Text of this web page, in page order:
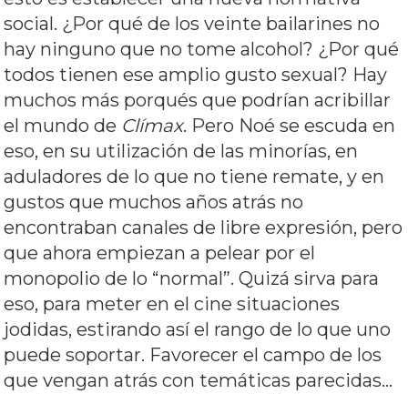
social. ¿Por qué de los veinte bailarines no
hay ninguno que no tome alcohol? ¿Por qué
todos tienen ese amplio gusto sexual? Hay
muchos más porqués que podrían acribillar
el mundo de Clímax. Pero Noé se escuda en
eso, en su utilización de las minorías, en
aduladores de lo que no tiene remate, y en
gustos que muchos años atrás no
encontraban canales de libre expresión, pero
que ahora empiezan a pelear por el
monopolio de lo “normal”. Quizá sirva para
eso, para meter en el cine situaciones
jodidas, estirando así el rango de lo que uno
puede soportar. Favorecer el campo de los
que vengan atrás con temáticas parecidas…